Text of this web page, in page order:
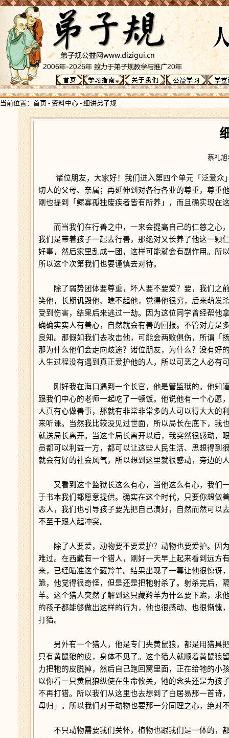
当前位置： 首页 - 资料中心 - 细讲弟子规
蔡礼
诸位朋友，大家好！我们进入第四个单元「泛爱众
切人的父母、亲属；再延伸到对各行各业的尊重，尊重
刚也提到「鳏寡孤独废疾者皆有所养」，而且确实现在
而当我们在行善之中，一来会提高自己的仁慈之心
我们是带着孩子一起去行善，那绝对又长养了他这一颗
好事，然后家里乱成一团，这样可能就会有副作用。所
所以这个次第我们也要谨慎去对待。
除了弱势团体要尊重，坏人要不要爱？要，我们之
笑他，长期讥毁他、瞧不起他，觉得他很穷，后来萌发
受到伤害，结果后来逃过一劫。因为这位同学曾经帮他
确确实实人有善心，自然就会有善的回报。不管对方是
良知。那假如我们去攻击他，可能会两败俱伤，所谓「
那为什么他们会走向歧途？诸位朋友，为什么？没有好
人生过程没有遇到真正爱护他的人，所以可恶之人必有
刚好我在海口遇到一个长官，他是管监狱的。他知
跟我们中心的老师一起吃了一顿饭。他说他有一个心愿
人真有心做善事，那就有非常非常多的人可以得大大的
来听课。当然我比较没见过世面，所以局长在底下，我
就送局长离开。当这个局长离开以后，我突然很感动，
员都可以利益一方，都可以让这些人民生活、思想得到
就会有好的社会风气，所以想到这里就很感动，旁边的
又看到这个监狱长这么有心，当他这么有心，我们
于书本我们都愿意提供。确实在这个时代，只要你想做
恶人，我们也引导孩子要先把自己演好，自然而然可以
不至于跟人起冲突。
除了人要爱，动物要不要爱护？动物也要爱护。因
难过。在西藏有一个猎人，刚好一天早上起来看到远方
来，已经瞄准这个藏羚羊。结果出现了一幕让他很惊讶
跪，他觉得很奇怪，但是还是把牠射杀了。射杀完后，
羊。这个猎人突然了解到这只藏羚羊为什么要下跪，求
的孩子都能够做出这样的行为，他也很感动、也很惭愧
打猎。
另外有一个猎人，他是专门夹黄鼠狼，都是用猎具
只有黄鼠狼的皮，身体不见了。这个猎人就顺着黄鼠狼
力把牠的皮脱掉，然后自己跑回窝里面，正在给牠的小
以你看一只黄鼠狼纵使在生命攸关，牠的念头还是为孩
不再打猎。所以我们从这里也去想到了白居易那一首诗
母归」。所以我们对于动物也要那一分同理之心，绝对
不只动物需要我们关怀，植物也跟我们是一体的，